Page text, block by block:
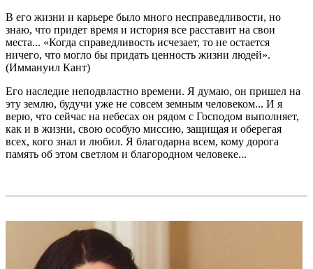
В его жизни и карьере было много несправедливости, но
знаю, что придет время и история все расставит на свои
места... «Когда справедливость исчезает, то не остается
ничего, что могло бы придать ценность жизни людей».
(Иммануил Кант)
Его наследие неподвластно времени. Я думаю, он пришел на
эту землю, будучи уже не совсем земным человеком... И я
верю, что сейчас на небесах он рядом с Господом выполняет,
как и в жизни, свою особую миссию, защищая и оберегая
всех, кого знал и любил. Я благодарна всем, кому дорога
память об этом светлом и благородном человеке...